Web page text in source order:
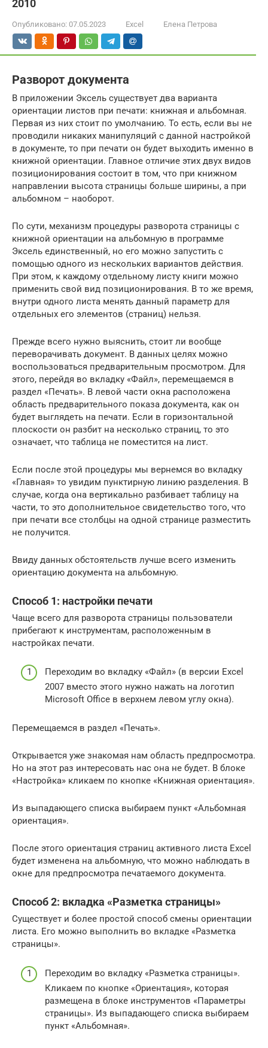
2010
Опубликовано: 07.05.2023 Excel Елена Петрова
Разворот документа
В приложении Эксель существует два варианта
ориентации листов при печати: книжная и альбомная.
Первая из них стоит по умолчанию. То есть, если вы не
проводили никаких манипуляций с данной настройкой
в документе, то при печати он будет выходить именно в
книжной ориентации. Главное отличие этих двух видов
позиционирования состоит в том, что при книжном
направлении высота страницы больше ширины, а при
альбомном – наоборот.
По сути, механизм процедуры разворота страницы с
книжной ориентации на альбомную в программе
Эксель единственный, но его можно запустить с
помощью одного из нескольких вариантов действия.
При этом, к каждому отдельному листу книги можно
применить свой вид позиционирования. В то же время,
внутри одного листа менять данный параметр для
отдельных его элементов (страниц) нельзя.
Прежде всего нужно выяснить, стоит ли вообще
переворачивать документ. В данных целях можно
воспользоваться предварительным просмотром. Для
этого, перейдя во вкладку «Файл», перемещаемся в
раздел «Печать». В левой части окна расположена
область предварительного показа документа, как он
будет выглядеть на печати. Если в горизонтальной
плоскости он разбит на несколько страниц, то это
означает, что таблица не поместится на лист.
Если после этой процедуры мы вернемся во вкладку
«Главная» то увидим пунктирную линию разделения. В
случае, когда она вертикально разбивает таблицу на
части, то это дополнительное свидетельство того, что
при печати все столбцы на одной странице разместить
не получится.
Ввиду данных обстоятельств лучше всего изменить
ориентацию документа на альбомную.
Способ 1: настройки печати
Чаще всего для разворота страницы пользователи
прибегают к инструментам, расположенным в
настройках печати.
Переходим во вкладку «Файл» (в версии Excel
2007 вместо этого нужно нажать на логотип
Microsoft Office в верхнем левом углу окна).
Перемещаемся в раздел «Печать».
Открывается уже знакомая нам область предпросмотра.
Но на этот раз интересовать нас она не будет. В блоке
«Настройка» кликаем по кнопке «Книжная ориентация».
Из выпадающего списка выбираем пункт «Альбомная
ориентация».
После этого ориентация страниц активного листа Excel
будет изменена на альбомную, что можно наблюдать в
окне для предпросмотра печатаемого документа.
Способ 2: вкладка «Разметка страницы»
Существует и более простой способ смены ориентации
листа. Его можно выполнить во вкладке «Разметка
страницы».
Переходим во вкладку «Разметка страницы».
Кликаем по кнопке «Ориентация», которая
размещена в блоке инструментов «Параметры
страницы». Из выпадающего списка выбираем
пункт «Альбомная».